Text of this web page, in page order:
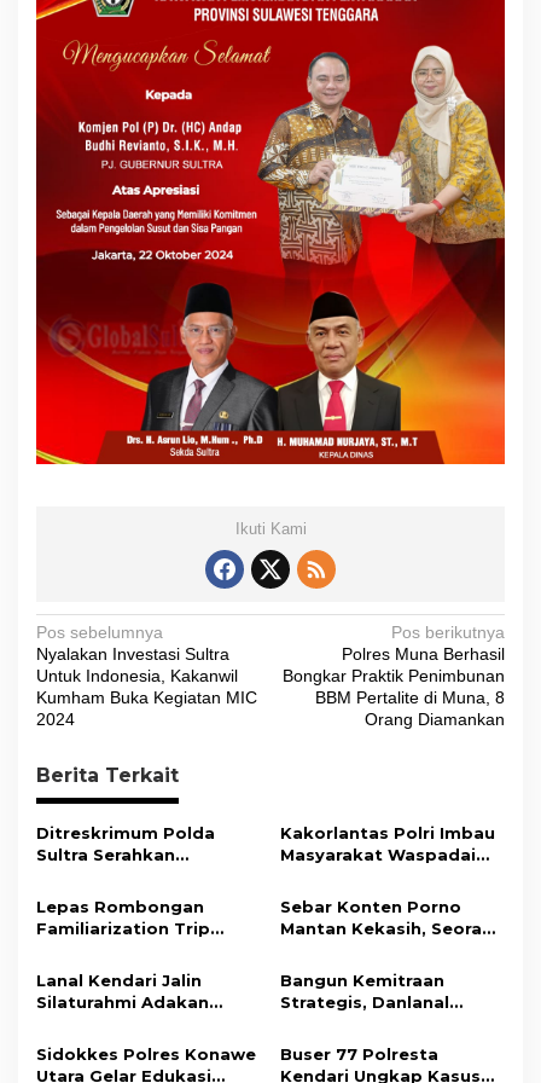
Ikuti Kami
N
a
v
g
a
s
p
o
s
Pos sebelumnya
Nyalakan Investasi Sultra
Untuk Indonesia, Kakanwil
Kumham Buka Kegiatan MIC
2024
Pos berikutnya
Polres Muna Berhasil
Bongkar Praktik Penimbunan
BBM Pertalite di Muna, 8
Orang Diamankan
Berita Terkait
Ditreskrimum Polda
Sultra Serahkan
Bukti Kasus Dugaan
Penyelenggaraan
Perjalanan Ibadah Umrah
Kakorlantas Polri Imbau
Masyarakat Waspadai
Baru
Lepas Rombongan
Familiarization Trip
Promosikan Wisata dan
Gerakkan Ekonomi
Daerah
Sebar Konten Porno
Mantan Kekasih, Seorang
Tahun Penjara
Lanal Kendari Jalin
Silaturahmi Adakan
Bersama Insan Pers.
Bangun Kemitraan
Strategis, Danlanal
Wujudkan Informasi
Objektif dan Berimbang
Sidokkes Polres Konawe
Utara Gelar Edukasi
Buser 77 Polresta
Kendari Ungkap Kasus